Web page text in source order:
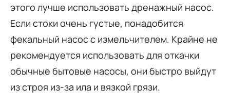
этого лучше использовать дренажный насос.
Если стоки очень густые, понадобится
фекальный насос с измельчителем. Крайне не
рекомендуется использовать для откачки
обычные бытовые насосы, они быстро выйдут
из строя из-за ила и вязкой грязи.